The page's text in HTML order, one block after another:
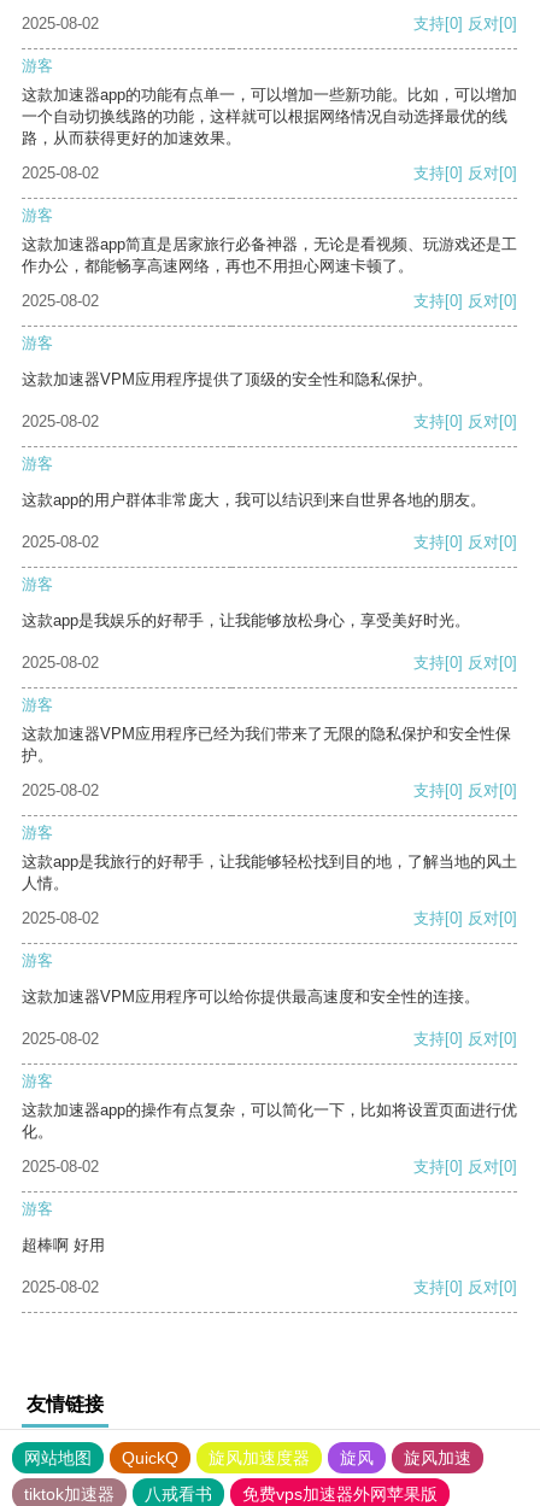
2025-08-02
支持[0] 反对[0]
游客
这款加速器app的功能有点单一，可以增加一些新功能。比如，可以增加
一个自动切换线路的功能，这样就可以根据网络情况自动选择最优的线
路，从而获得更好的加速效果。
2025-08-02
支持[0] 反对[0]
游客
这款加速器app简直是居家旅行必备神器，无论是看视频、玩游戏还是工
作办公，都能畅享高速网络，再也不用担心网速卡顿了。
2025-08-02
支持[0] 反对[0]
游客
这款加速器VPM应用程序提供了顶级的安全性和隐私保护。
2025-08-02 支持[0] 反对[0]
游客
这款app的用户群体非常庞大，我可以结识到来自世界各地的朋友。
2025-08-02 支持[0] 反对[0]
游客
这款app是我娱乐的好帮手，让我能够放松身心，享受美好时光。
2025-08-02 支持[0] 反对[0]
游客
这款加速器VPM应用程序已经为我们带来了无限的隐私保护和安全性保
护。
2025-08-02
支持[0] 反对[0]
游客
这款app是我旅行的好帮手，让我能够轻松找到目的地，了解当地的风土
人情。
2025-08-02
支持[0] 反对[0]
游客
这款加速器VPM应用程序可以给你提供最高速度和安全性的连接。
2025-08-02 支持[0] 反对[0]
游客
这款加速器app的操作有点复杂，可以简化一下，比如将设置页面进行优
化。
2025-08-02
支持[0] 反对[0]
游客
超棒啊 好用
2025-08-02 支持[0] 反对[0]
友情链接
网站地图 QuickQ 旋风加速度器 旋风
旋风加速
tiktok加速器
八戒看书 免费vps加速器外网苹果版